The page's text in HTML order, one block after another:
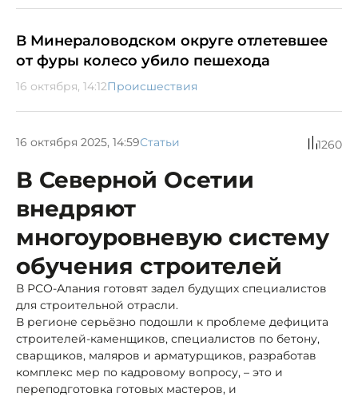
В Минераловодском округе отлетевшее
от фуры колесо убило пешехода
16 октября, 14:12Происшествия
16 октября 2025, 14:59Статьи 1260
В Северной Осетии
внедряют
многоуровневую систему
обучения строителей
В РСО-Алания готовят задел будущих специалистов
для строительной отрасли.
В регионе серьёзно подошли к проблеме дефицита
строителей-каменщиков, специалистов по бетону,
сварщиков, маляров и арматурщиков, разработав
комплекс мер по кадровому вопросу, – это и
переподготовка готовых мастеров, и